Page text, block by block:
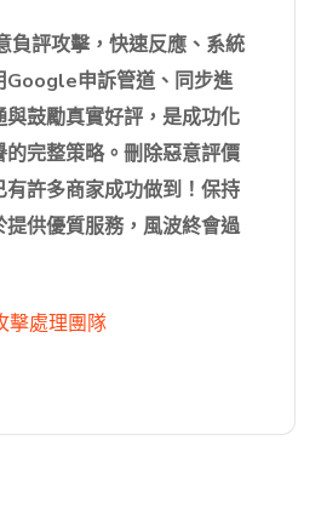
負評攻擊，快速反應、系統
Google申訴管道、同步進
鼓勵真實好評，是成功化
完整策略。刪除惡意評價
許多商家成功做到！保持
供優質服務，風波終會過
擊處理團隊